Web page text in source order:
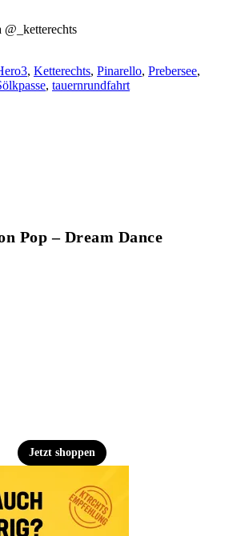
@_ketterechts
, Ketterechts, Pinarello, Prebersee,
, tauernrundfahrt
Pop – Dream Dance
Jetzt shoppen